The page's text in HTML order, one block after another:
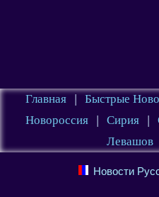
Главная | Быстрые
Новороссия
| Сирия |
Левашов
Новости